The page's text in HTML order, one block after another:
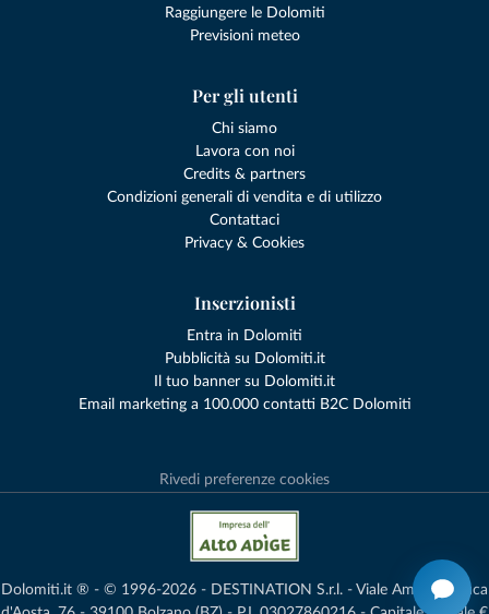
Raggiungere le Dolomiti
Previsioni meteo
Per gli utenti
Chi siamo
Lavora con noi
Credits & partners
Condizioni generali di vendita e di utilizzo
Contattaci
Privacy & Cookies
Inserzionisti
Entra in Dolomiti
Pubblicità su Dolomiti.it
Il tuo banner su Dolomiti.it
Email marketing a 100.000 contatti B2C Dolomiti
Rivedi preferenze cookies
Dolomiti.it ® - © 1996-2026 - DESTINATION S.r.l. - Viale Amedeo Duca